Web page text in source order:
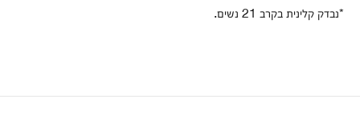
*נבדק קלינית בקרב 21 נשים.